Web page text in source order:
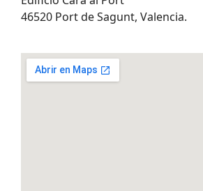
46520 Port de Sagunt, Valencia.